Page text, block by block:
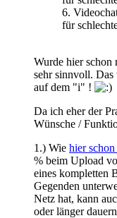
6.
für
Wurde hier schon
sehr sinnvoll. Das
auf dem "i" !
Da ich eher der
Wünsche /
1.) Wie hier schon
% beim Upload
eines kompletten
Gegenden
Netz hat, kann
oder länger